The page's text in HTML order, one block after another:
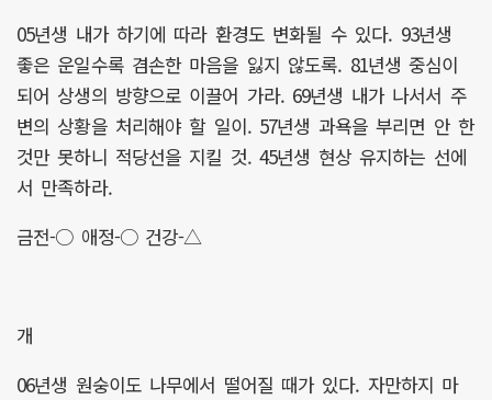
05년생 내가 하기에 따라 환경도 변화될 수 있다. 93년생
좋은 운일수록 겸손한 마음을 잃지 않도록. 81년생 중심이
되어 상생의 방향으로 이끌어 가라. 69년생 내가 나서서 주
변의 상황을 처리해야 할 일이. 57년생 과욕을 부리면 안 한
것만 못하니 적당선을 지킬 것. 45년생 현상 유지하는 선에
서 만족하라.
금전-○ 애정-○ 건강-△
개
06년생 원숭이도 나무에서 떨어질 때가 있다. 자만하지 마